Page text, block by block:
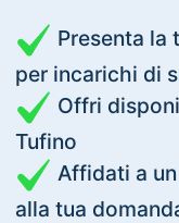
Presenta la
per incarichi di
Offri
Tufino
Affidati a
alla tua